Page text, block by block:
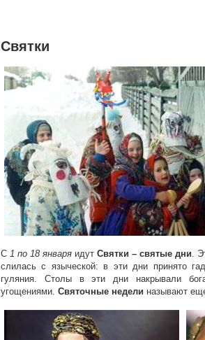
Святки
С 1 по 18 января идут Святки – святые дни.
слилась с языческой: в эти дни принято
гуляния. Столы в эти дни накрывали
угощениями. Святочные недели называют